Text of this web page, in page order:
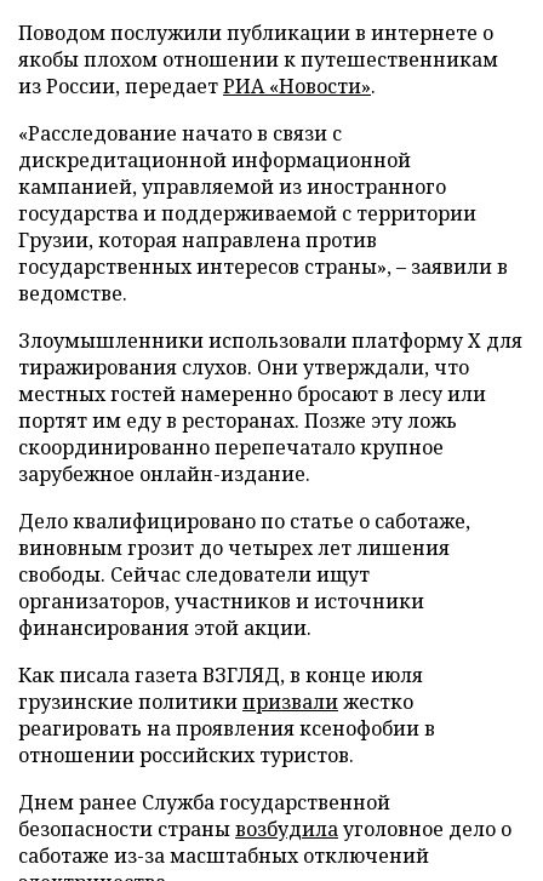
Поводом послужили публикации в интернете о
якобы плохом отношении к путешественникам
из России, передаетРИА «Новости».
«Расследование начато в связи с
дискредитационной информационной
кампанией, управляемой из иностранного
государства и поддерживаемой с территории
Грузии, которая направлена против
государственных интересов страны», – заявили в
ведомстве.
Злоумышленники использовали платформу X для
тиражирования слухов. Они утверждали, что
местных гостей намеренно бросают в лесу или
портят им еду в ресторанах. Позже эту ложь
скоординированно перепечатало крупное
зарубежное онлайн-издание.
Дело квалифицировано по статье о саботаже,
виновным грозит до четырех лет лишения
свободы. Сейчас следователи ищут
организаторов, участников и источники
финансирования этой акции.
Как писала газета ВЗГЛЯД, в конце июля
грузинские политикипризвалижестко
реагировать на проявления ксенофобии в
отношении российских туристов.
Днем ранее Служба государственной
безопасности странывозбудилауголовное дело о
саботаже из-за масштабных отключений